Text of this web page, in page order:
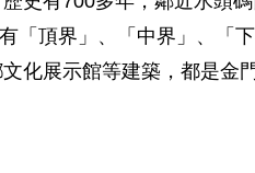
「頂界」、「中界」、「
化展示館等建築，都是金